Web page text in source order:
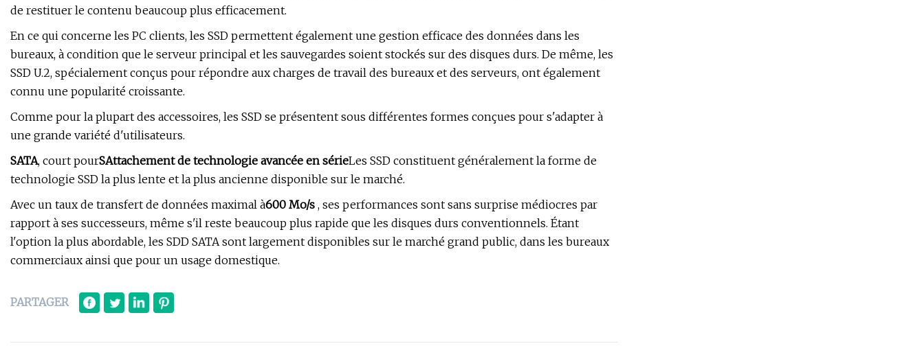
de restituer le contenu beaucoup plus efficacement.
En ce qui concerne les PC clients, les SSD permettent également une gestion efficace des données dans les
bureaux, à condition que le serveur principal et les sauvegardes soient stockés sur des disques durs. De même, les
SSD U.2, spécialement conçus pour répondre aux charges de travail des bureaux et des serveurs, ont également
connu une popularité croissante.
Comme pour la plupart des accessoires, les SSD se présentent sous différentes formes conçues pour s'adapter à
une grande variété d'utilisateurs.
SATA, court pourSAttachement de technologie avancée en sérieLes SSD constituent généralement la forme de
technologie SSD la plus lente et la plus ancienne disponible sur le marché.
Avec un taux de transfert de données maximal à600 Mo/s , ses performances sont sans surprise médiocres par
rapport à ses successeurs, même s'il reste beaucoup plus rapide que les disques durs conventionnels. Étant
l'option la plus abordable, les SDD SATA sont largement disponibles sur le marché grand public, dans les bureaux
commerciaux ainsi que pour un usage domestique.
PARTAGER